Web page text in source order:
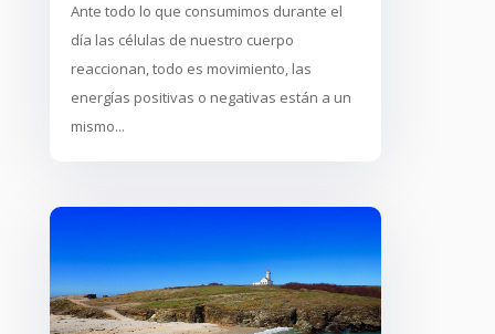
Ante todo lo que consumimos durante el
día las células de nuestro cuerpo
reaccionan, todo es movimiento, las
energías positivas o negativas están a un
mismo...